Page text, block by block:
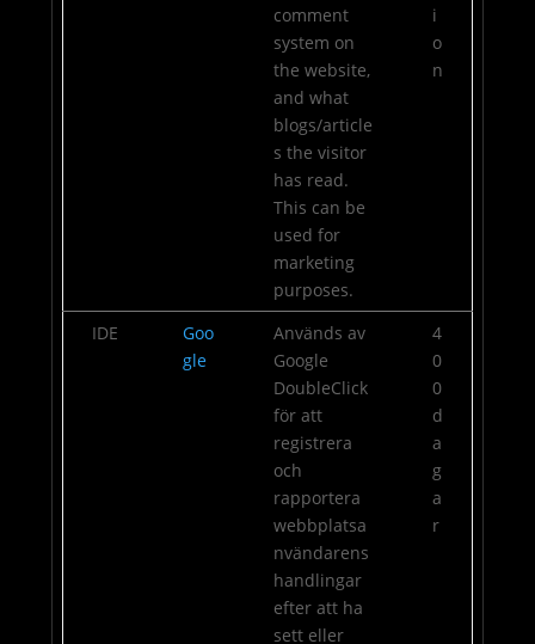
comment
system on
the website,
and what
blogs/article
s the visitor
has read.
This can be
used for
marketing
purposes.
i
o
n
IDE
Goo
gle
Används av
Google
DoubleClick
för att
registrera
och
rapportera
webbplatsa
nvändarens
handlingar
efter att ha
sett eller
4
0
0
d
a
g
a
r